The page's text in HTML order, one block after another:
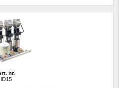
nr.
ID15